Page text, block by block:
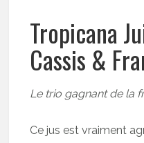
Tropicana
Cassis &
Le trio gagnant de la
Ce jus est vraiment